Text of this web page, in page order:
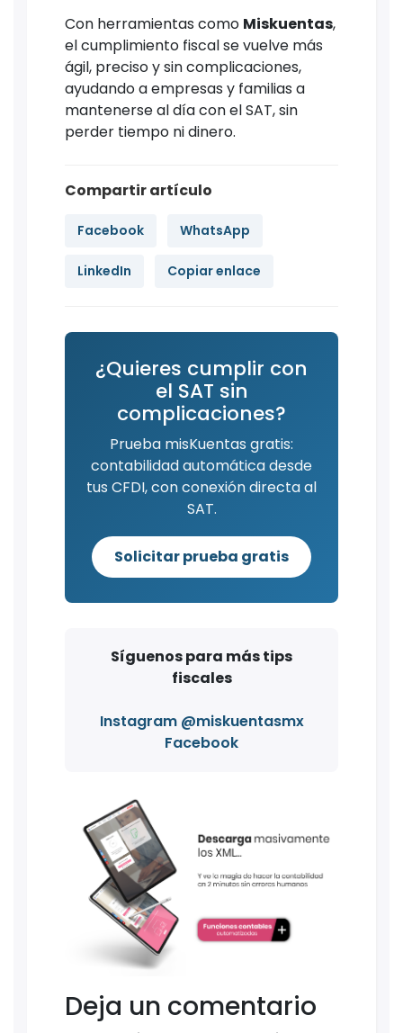
Con herramientas como Miskuentas,
el cumplimiento fiscal se vuelve más
ágil, preciso y sin complicaciones,
ayudando a empresas y familias a
mantenerse al día con el SAT, sin
perder tiempo ni dinero.
Compartir artículo
Facebook WhatsApp
LinkedIn Copiar enlace
¿Quieres cumplir con
el SAT sin
complicaciones?
Prueba misKuentas gratis:
contabilidad automática desde
tus CFDI, con conexión directa al
SAT.
Solicitar prueba gratis
Síguenos para más tips
fiscales
Instagram @miskuentasmx
Facebook
Deja un comentario